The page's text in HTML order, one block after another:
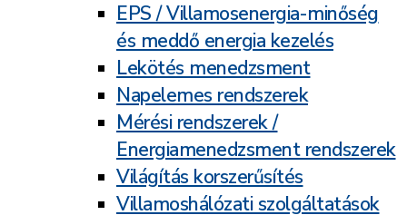
EPS / Villamosenergia-minőség
és meddő energia kezelés
Lekötés menedzsment
Napelemes rendszerek
Mérési rendszerek /
Energiamenedzsment rendszerek
Világítás korszerűsítés
Villamoshálózati szolgáltatások